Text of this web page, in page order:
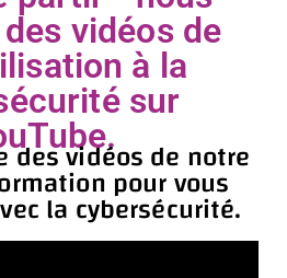
vidéos de
à la
sur
des vidéos de notre
pour vous
la cybersécurité.